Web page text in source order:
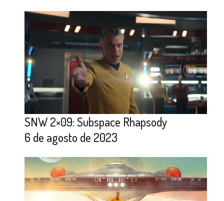
SNW 2×09: Subspace Rhapsody
6 de agosto de 2023